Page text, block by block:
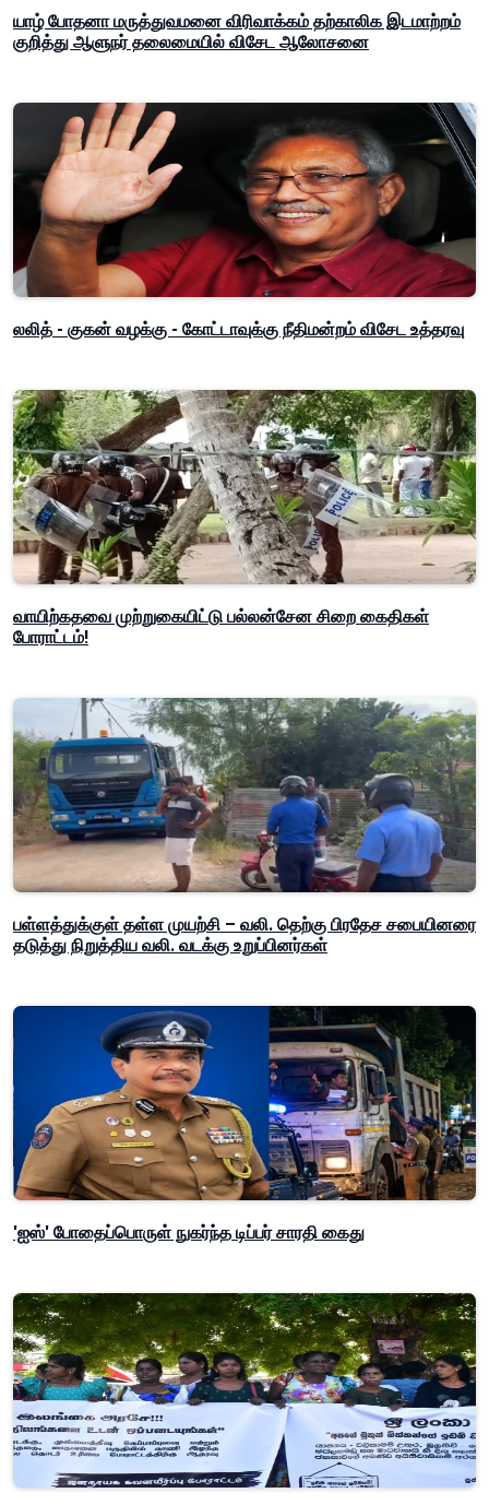
யாழ் போதனா மருத்துவமனை விரிவாக்கம் தற்காலிக இடமாற்றம்
குறித்து ஆளுநர் தலைமையில் விசேட ஆலோசனை
லலித் - குகன் வழக்கு - கோட்டாவுக்கு நீதிமன்றம் விசேட உத்தரவு
வாயிற்கதவை முற்றுகையிட்டு பல்லன்சேன சிறை கைதிகள்
போராட்டம்!
பள்ளத்துக்குள் தள்ள முயற்சி – வலி. தெற்கு பிரதேச சபையினரை
தடுத்து நிறுத்திய வலி. வடக்கு உறுப்பினர்கள்
'ஐஸ்' போதைப்பொருள் நுகர்ந்த டிப்பர் சாரதி கைது